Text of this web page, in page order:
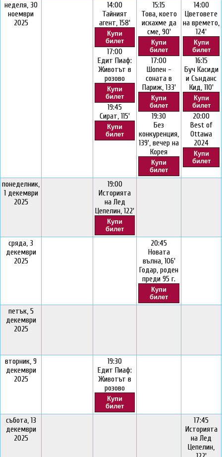
неделя, 30
ноември
2025
14:00
Тайният
агент, 158'
Купи
билет
17:00
Едит Пиаф:
Животът в
розово
Купи
билет
19:45
Сират, 115'
Купи
билет
15:15
Това, което
искахме да
сме, 90'
Купи
билет
17:00
Шопен -
соната в
Париж, 133'
Купи
билет
19:30
Без
конкуренция,
139', вечер на
Корея
Купи
билет
14:00
Цветовете
на времето,
124'
Купи
билет
16:15
Буч Касиди
и Сънданс
Кид, 110'
Купи
билет
20:00
Best of
Ottawa
2024
Купи
билет
понеделник,
1 декември
2025
19:00
Историята
на Лед
Цепелин, 122'
Купи
билет
сряда, 3
декември
2025
20:45
Новата
вълна, 106'
Годар, роден
преди 95 г.
Купи
билет
петък, 5
декември
2025
вторник, 9
декември
2025
19:30
Едит Пиаф:
Животът в
розово
Купи
билет
събота, 13
декември
2025
17:45
Историята
на Лед
Цепелин,